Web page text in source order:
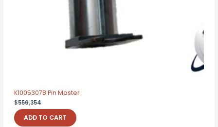
K1005307B Pin Master
$556,354
ADD TO CART